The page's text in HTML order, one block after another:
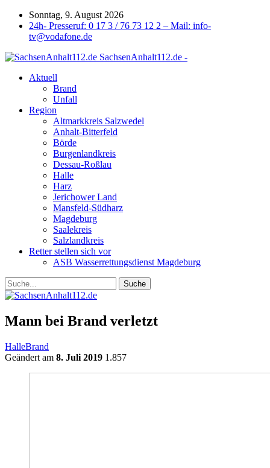
Sonntag, 9. August 2026
24h- Presseruf: 0 17 3 / 76 73 12 2 – Mail: info-
tv@vodafone.de
SachsenAnhalt112.de -
Aktuell
Brand
Unfall
Region
Altmarkkreis Salzwedel
Anhalt-Bitterfeld
Börde
Burgenlandkreis
Dessau-Roßlau
Halle
Harz
Jerichower Land
Mansfeld-Südharz
Magdeburg
Saalekreis
Salzlandkreis
Retter stellen sich vor
ASB Wasserrettungsdienst Magdeburg
Mann bei Brand verletzt
HalleBrand
Geändert am 8. Juli 2019 1.857